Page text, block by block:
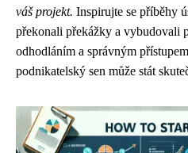
váš projekt. Inspirujte se příběhy
překonali překážky a vybudovali
odhodláním a správným
podnikatelský sen může stát